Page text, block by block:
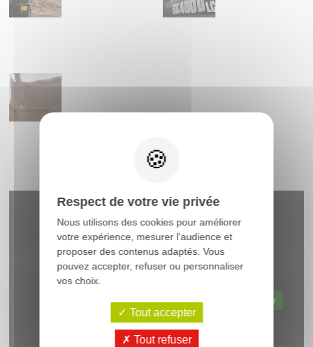
Web content est désactivé. Autoriser
Respect de votre vie privée
Nous utilisons des cookies pour améliorer
votre expérience, mesurer l'audience et
proposer des contenus adaptés. Vous
pouvez accepter, refuser ou personnaliser
vos choix.
Tout accepter
Tout refuser